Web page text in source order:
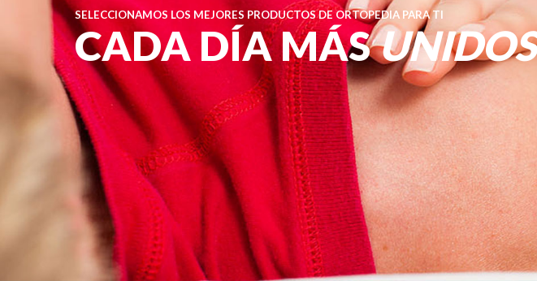
SELECCIONAMOS LOS MEJORES PRODUCTOS DE ORTOPEDIA PARA TI
CADA DÍA MÁSUNIDOS